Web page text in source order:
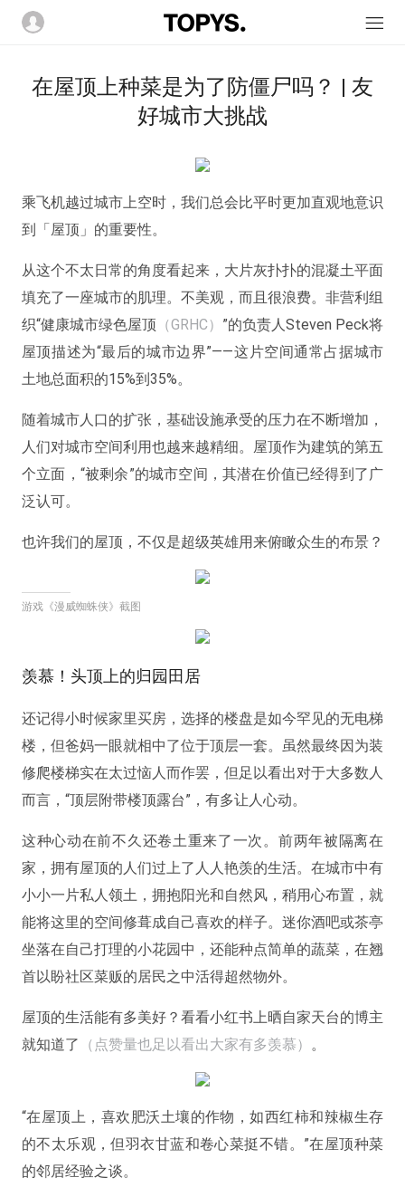
在屋顶上种菜是为了防僵尸吗？ | 友
好城市大挑战
乘飞机越过城市上空时，我们总会比平时更加直观地意识
到「屋顶」的重要性。
从这个不太日常的角度看起来，大片灰扑扑的混凝土平面
填充了一座城市的肌理。不美观，而且很浪费。非营利组
织“健康城市绿色屋顶 （GRHC） ”的负责人Steven Peck将
屋顶描述为“最后的城市边界”——这片空间通常占据城市
土地总面积的15%到35%。
随着城市人口的扩张，基础设施承受的压力在不断增加，
人们对城市空间利用也越来越精细。屋顶作为建筑的第五
个立面，“被剩余”的城市空间，其潜在价值已经得到了广
泛认可。
也许我们的屋顶，不仅是超级英雄用来俯瞰众生的布景？
游戏《漫威蜘蛛侠》截图
羡慕！头顶上的归园田居
还记得小时候家里买房，选择的楼盘是如今罕见的无电梯
楼，但爸妈一眼就相中了位于顶层一套。虽然最终因为装
修爬楼梯实在太过恼人而作罢，但足以看出对于大多数人
而言，“顶层附带楼顶露台”，有多让人心动。
这种心动在前不久还卷土重来了一次。前两年被隔离在
家，拥有屋顶的人们过上了人人艳羡的生活。在城市中有
小小一片私人领土，拥抱阳光和自然风，稍用心布置，就
能将这里的空间修葺成自己喜欢的样子。迷你酒吧或茶亭
坐落在自己打理的小花园中，还能种点简单的蔬菜，在翘
首以盼社区菜贩的居民之中活得超然物外。
屋顶的生活能有多美好？看看小红书上晒自家天台的博主
就知道了 （点赞量也足以看出大家有多羡慕） 。
“在屋顶上，喜欢肥沃土壤的作物，如西红柿和辣椒生存
的不太乐观，但羽衣甘蓝和卷心菜挺不错。”在屋顶种菜
的邻居经验之谈。